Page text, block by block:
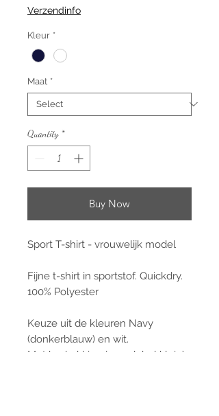
Verzendinfo
Kleur *
Maat *
Quantity *
Buy Now
Sport T-shirt - vrouwelijk model
Fijne t-shirt in sportstof. Quickdry.
100% Polyester
Keuze uit de kleuren Navy
(donkerblauw) en wit.
Met bedrukking (crew label klein)